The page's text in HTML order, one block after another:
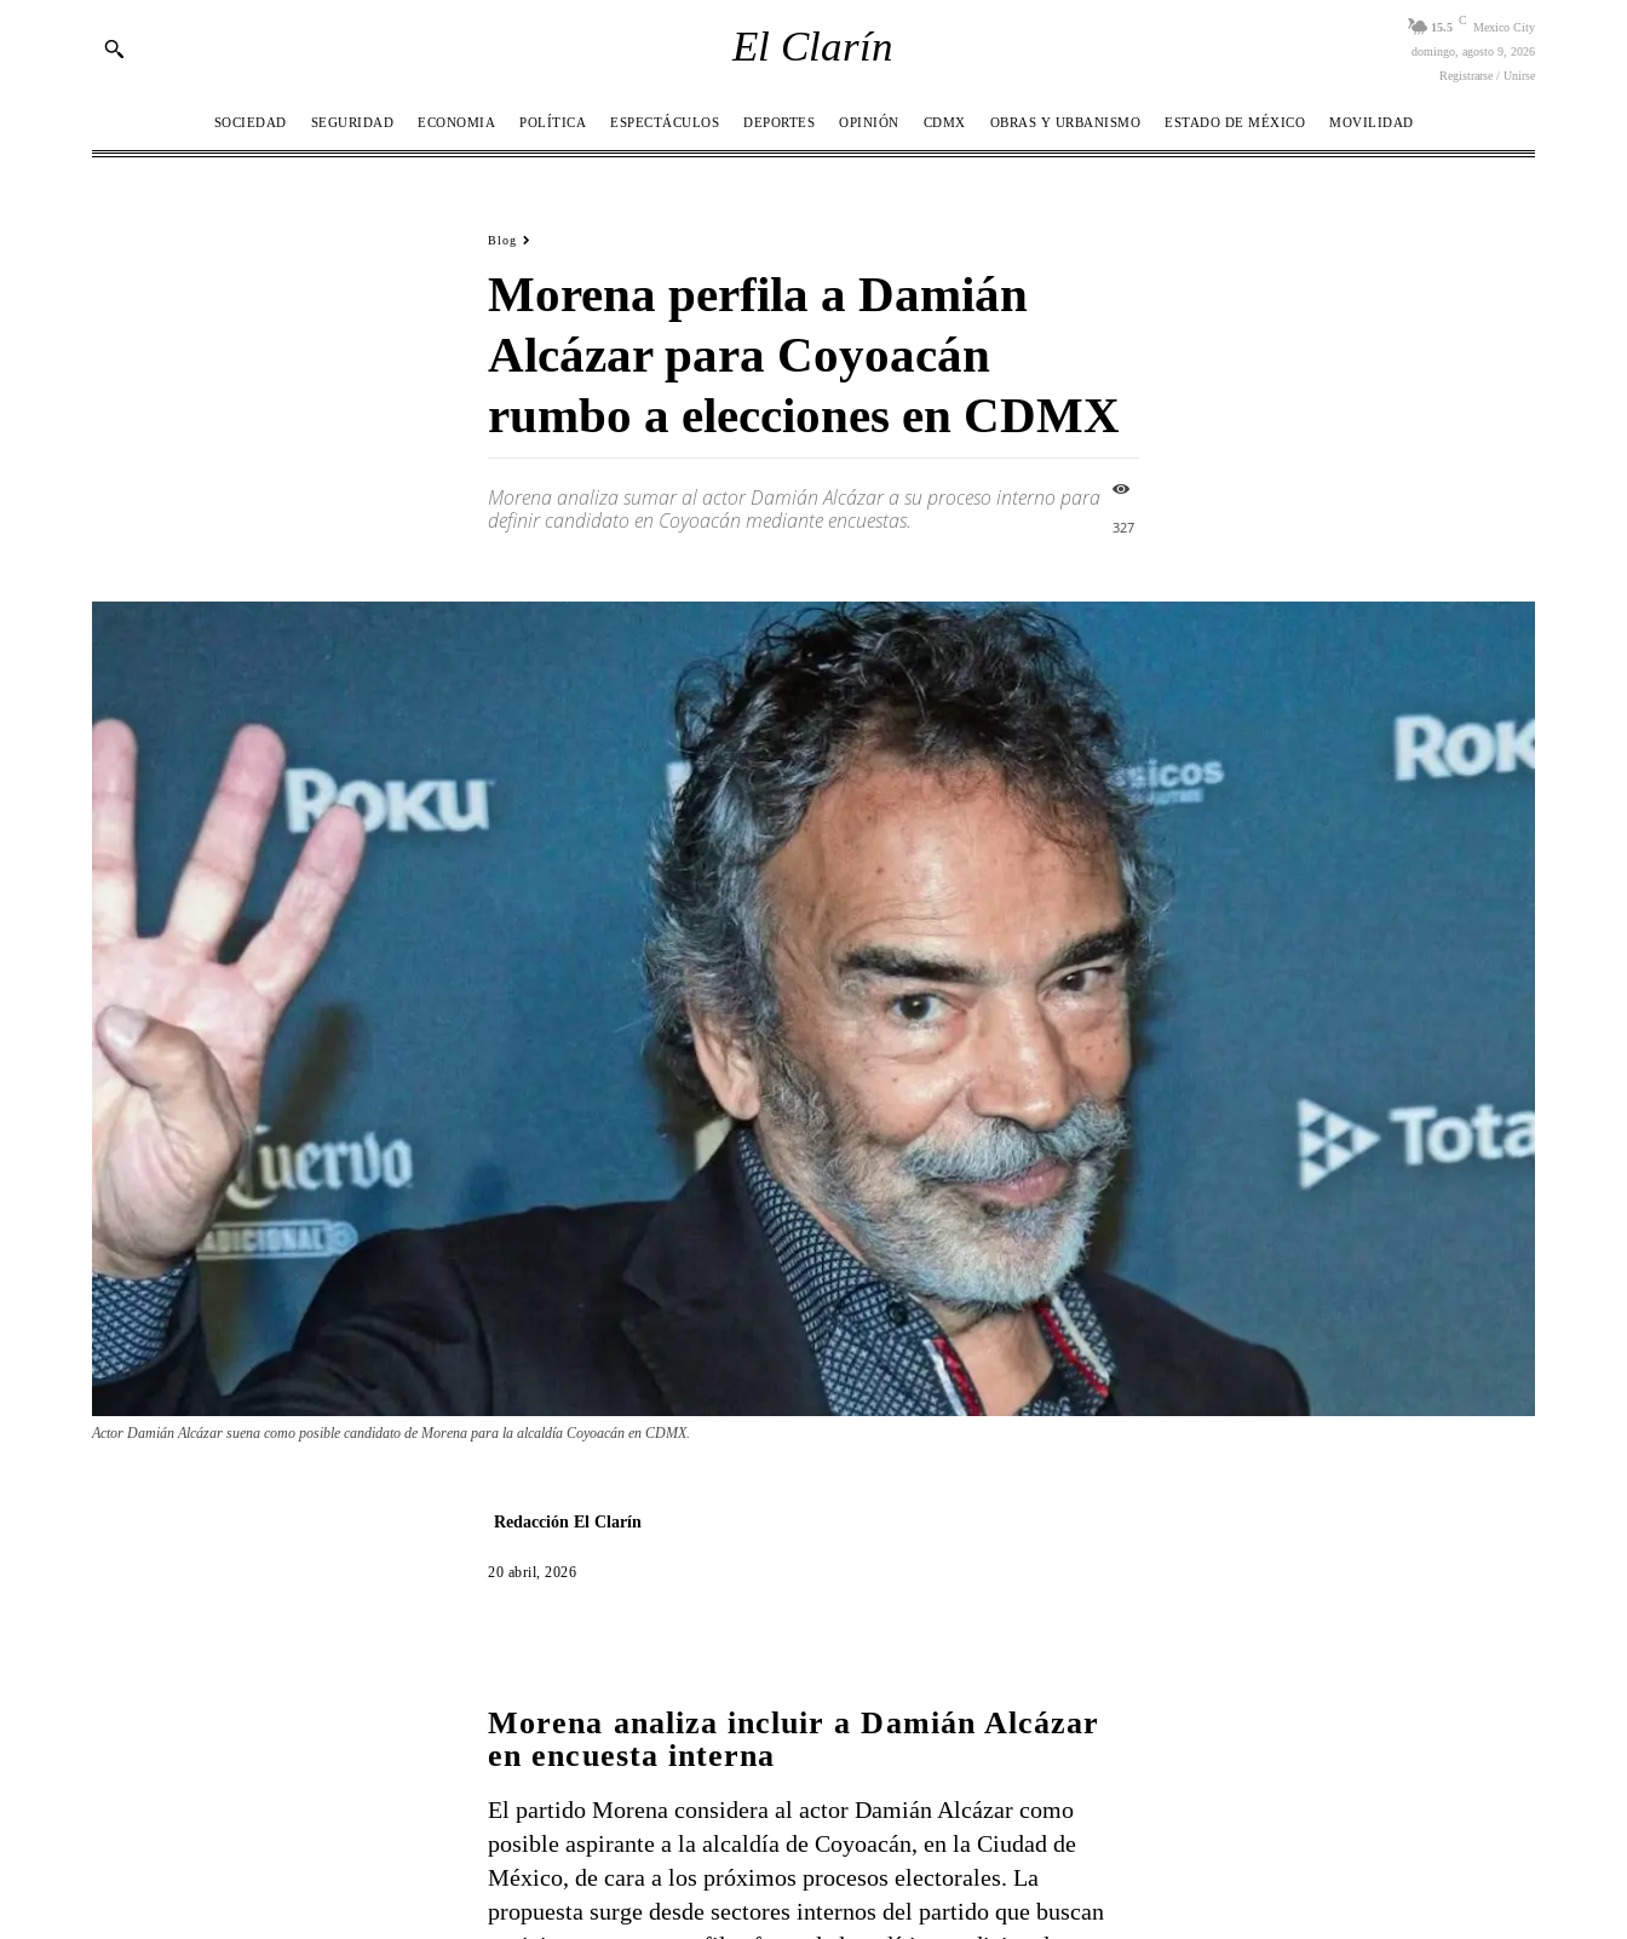
El Clarín 15.5
C
Mexico City
domingo, agosto 9, 2026
Registrarse / Unirse
SOCIEDAD SEGURIDAD ECONOMIA POLÍTICA ESPECTÁCULOS DEPORTES OPINIÓN CDMX OBRAS Y URBANISMO ESTADO DE MÉXICO MOVILIDAD
Blog
Morena perfila a Damián
Alcázar para Coyoacán
rumbo a elecciones en CDMX
Morena analiza sumar al actor Damián Alcázar a su proceso interno para
definir candidato en Coyoacán mediante encuestas.
327
Actor Damián Alcázar suena como posible candidato de Morena para la alcaldía Coyoacán en CDMX.
Redacción El Clarín
20 abril, 2026
Morena analiza incluir a Damián Alcázar
en encuesta interna
El partido Morena considera al actorDamián Alcázar como
posible aspirante a la alcaldía de Coyoacán, en la Ciudad de
México, de cara a los próximos procesos electorales. La
propuesta surge desde sectores internos del partido que buscan